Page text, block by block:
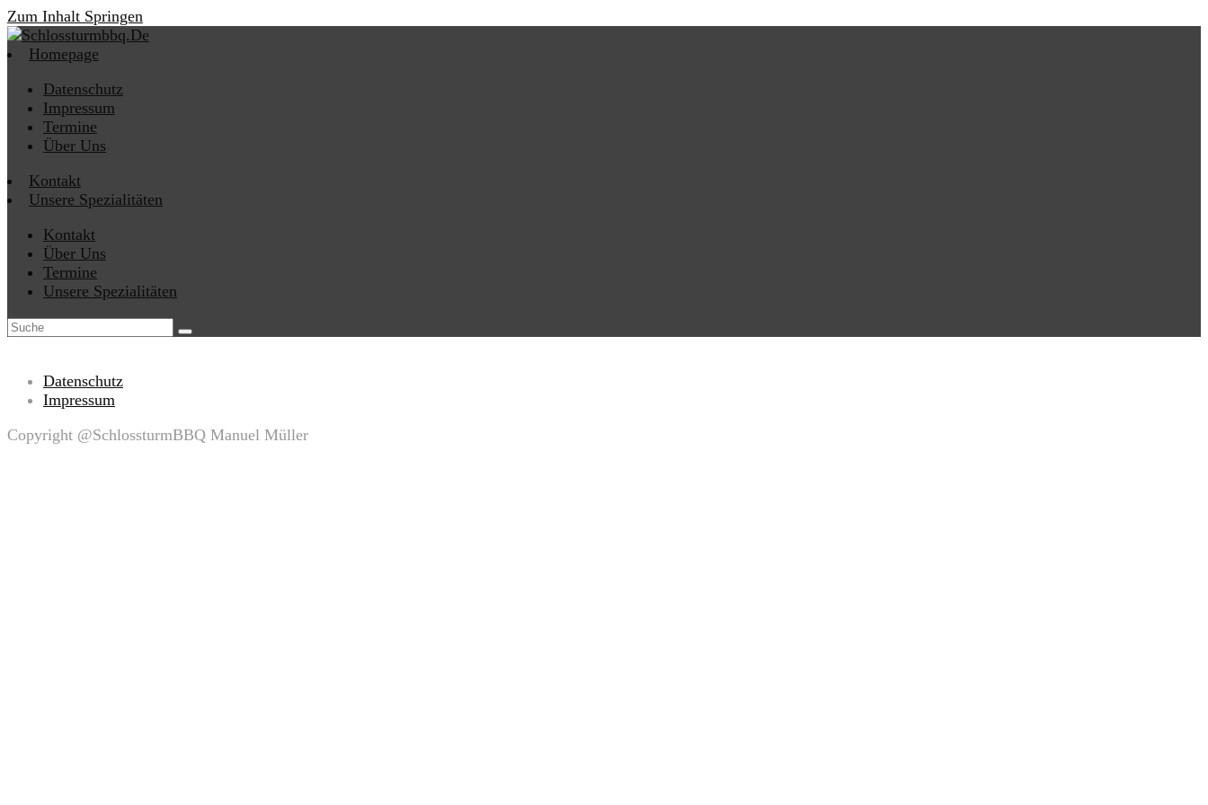
Zum Inhalt Springen
Homepage
Datenschutz
Impressum
Termine
Über Uns
Kontakt
Unsere Spezialitäten
Kontakt
Über Uns
Termine
Unsere Spezialitäten
Datenschutz
Impressum
Copyright @SchlossturmBBQ Manuel Müller